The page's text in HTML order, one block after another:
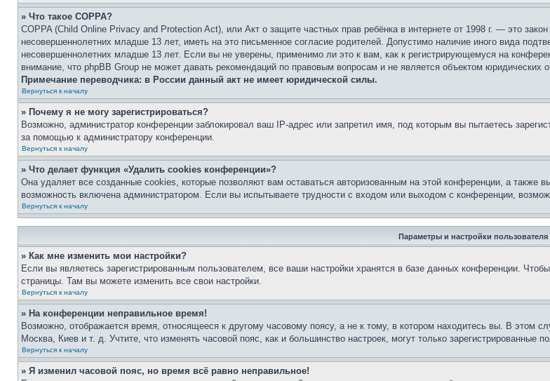
» Что такое COPPA?
COPPA (Child Online Privacy and Protection Act), или Акт о защите частных прав ребёнка в интернете от 1998 г. — это
несовершеннолетних младше 13 лет, иметь на это письменное согласие родителей. Допустимо наличие иного вида
несовершеннолетних младше 13 лет. Если вы не уверены, применимо ли это к вам, как к регистрирующемуся на
внимание, что phpBB Group не может давать рекомендаций по правовым вопросам и не является объектом юридических
Примечание переводчика: в России данный акт не имеет юридической силы.
Вернуться к началу
» Почему я не могу зарегистрироваться?
Возможно, администратор конференции заблокировал ваш IP-адрес или запретил имя, под которым вы пытаетесь
за помощью к администратору конференции.
Вернуться к началу
» Что делает функция «Удалить cookies конференции»?
Она удаляет все созданные cookies, которые позволяют вам оставаться авторизованным на этой конференции, а также
возможность включена администратором. Если вы испытываете трудности с входом или выходом с конференции,
Вернуться к началу
Параметры и настройки пользователя
» Как мне изменить мои настройки?
Если вы являетесь зарегистрированным пользователем, все ваши настройки хранятся в базе данных конференции.
страницы. Там вы можете изменить все свои настройки.
Вернуться к началу
» На конференции неправильное время!
Возможно, отображается время, относящееся к другому часовому поясу, а не к тому, в котором находитесь вы. В этом
Москва, Киев и т. д. Учтите, что изменять часовой пояс, как и большинство настроек, могут только
Вернуться к началу
» Я изменил часовой пояс, но время всё равно неправильное!